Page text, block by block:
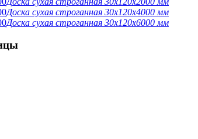
Доска сухая строганная 30х120х4000 мм
Доска сухая строганная 30х120х6000 мм